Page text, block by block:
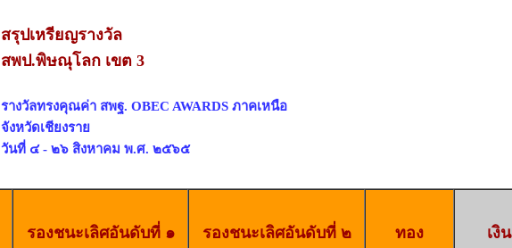
สรุปเหรียญรางวัล
สพป.พิษณุโลก เขต 3
รางวัลทรงคุณค่า สพฐ. OBEC AWARDS ภาคเหนือ
จังหวัดเชียงราย
วันที่ ๔ - ๒๖ สิงหาคม พ.ศ. ๒๕๖๕
รองชนะเลิศอันดับที่ ๑ รองชนะเลิศอันดับที่ ๒ ทอง เงิน